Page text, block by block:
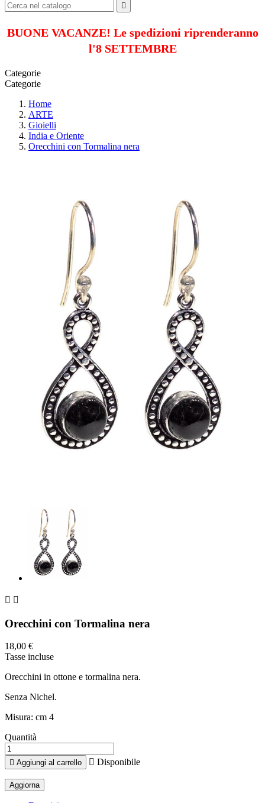

BUONE VACANZE! Le spedizioni riprenderanno
l'8 SETTEMBRE
Categorie
Categorie
Home
ARTE
Gioielli
India e Oriente
Orecchini con Tormalina nera
 
Orecchini con Tormalina nera
18,00 €
Tasse incluse
Orecchini in ottone e tormalina nera.
Senza Nichel.
Misura: cm 4
Quantità
 Aggiungi al carrello  Disponibile